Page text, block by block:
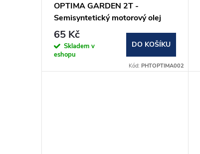
u
d
OPTIMA GARDEN 2T -
Semisyntetický motorový olej
100ml
65 Kč
Skladem v
eshopu
DO KOŠÍKU
Kód:PHTOPTIMA002